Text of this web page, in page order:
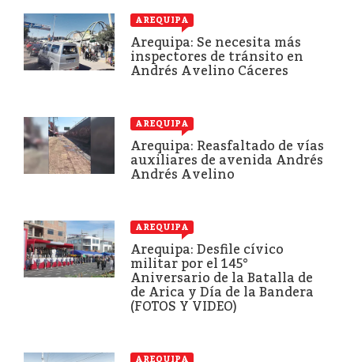
AREQUIPA
Arequipa: Se necesita más
inspectores de tránsito en
Andrés Avelino Cáceres
AREQUIPA
Arequipa: Reasfaltado de vías
auxiliares de avenida Andrés
Andrés Avelino
AREQUIPA
Arequipa: Desfile cívico
militar por el 145°
Aniversario de la Batalla de
de Arica y Día de la Bandera
(FOTOS Y VIDEO)
AREQUIPA